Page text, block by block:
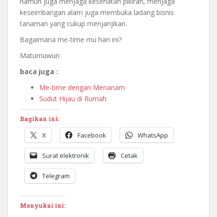
keseimbangan alam juga membuka ladang bisnis
tanaman yang cukup menjanjikan.
Bagaimana me-time mu hari ini?
Maturnuwun
baca juga :
Me-time dengan Menanam
Sudut Hijau di Rumah
Bagikan ini:
X Facebook WhatsApp
Surat elektronik Cetak
Telegram
Menyukai ini: